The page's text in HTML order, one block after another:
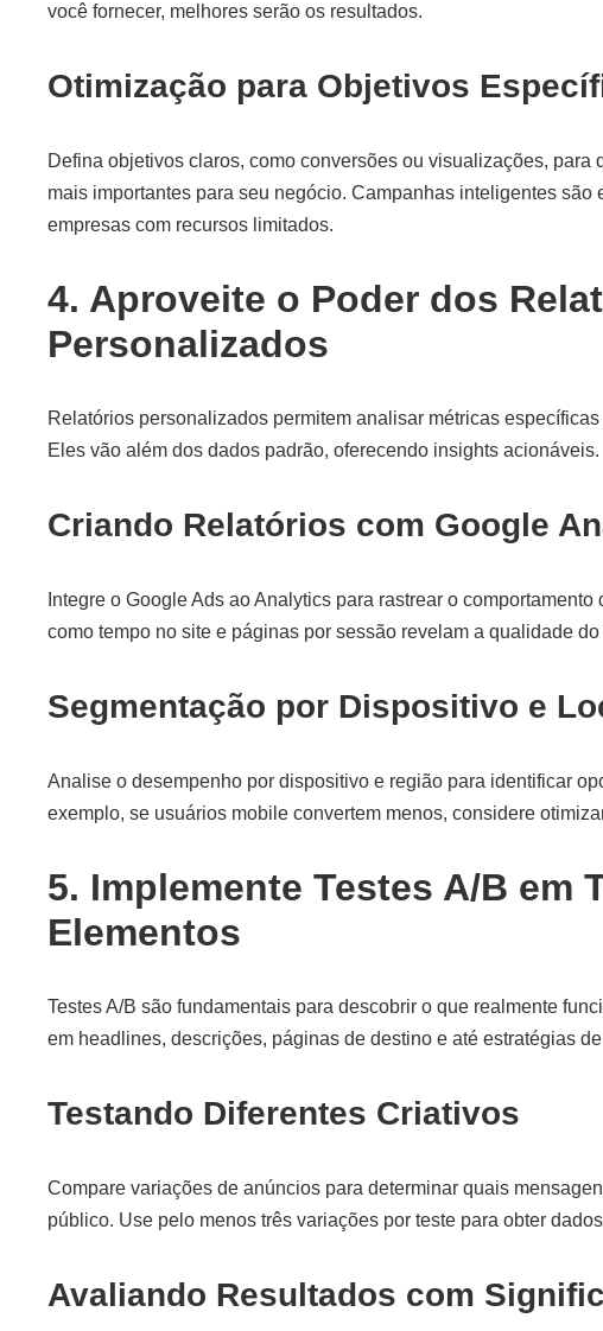
você fornecer, melhores serão os resultados.
Otimização para Objetivos
Defina objetivos claros, como conversões ou visualizações, para
mais importantes para seu negócio. Campanhas inteligentes são
empresas com recursos limitados.
4. Aproveite o Poder dos
Personalizados
Relatórios personalizados permitem analisar métricas
Eles vão além dos dados padrão, oferecendo insights acionáveis.
Criando Relatórios com Google
Integre o Google Ads ao Analytics para rastrear o
como tempo no site e páginas por sessão revelam a qualidade
Segmentação por Dispositivo e
Analise o desempenho por dispositivo e região para identificar
exemplo, se usuários mobile convertem menos, considere
5. Implemente Testes A/B em
Elementos
Testes A/B são fundamentais para descobrir o que realmente
em headlines, descrições, páginas de destino e até estratégias
Testando Diferentes Criativos
Compare variações de anúncios para determinar quais
público. Use pelo menos três variações por teste para obter
Avaliando Resultados com